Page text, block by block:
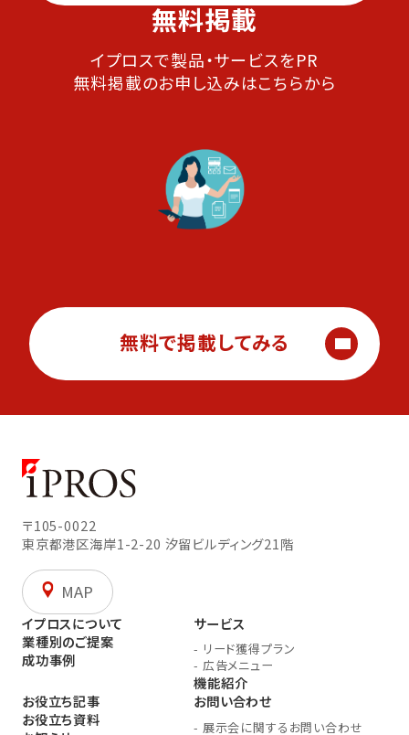
無料掲載
イプロスで製品・サービスをPR
無料掲載のお申し込みはこちらから
無料で掲載してみる
〒105-0022
東京都港区海岸1-2-20 汐留ビルディング21階
MAP
イプロスについて
業種別のご提案
成功事例
サービス
- リード獲得プラン
- 広告メニュー
機能紹介
お役立ち記事
お役立ち資料
お問い合わせ
- 展示会に関するお問い合わせ